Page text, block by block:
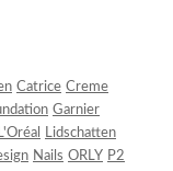
Catrice Creme
Garnier
L'Oréal
Lidschatten
Nails ORLY P2